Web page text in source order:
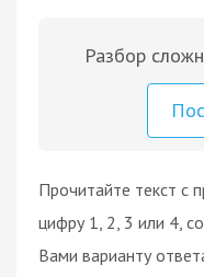
Разбор
Прочитайте текст с
цифру 1, 2, 3 или 4,
Вами варианту